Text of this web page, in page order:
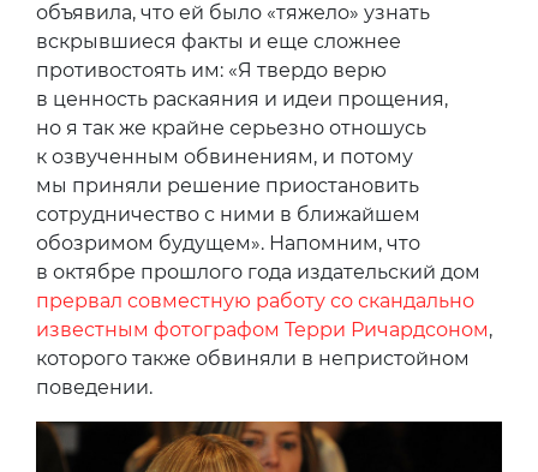
объявила, что ей было «тяжело» узнать
вскрывшиеся факты и еще сложнее
противостоять им: «Я твердо верю
в ценность раскаяния и идеи прощения,
но я так же крайне серьезно отношусь
к озвученным обвинениям, и потому
мы приняли решение приостановить
сотрудничество с ними в ближайшем
обозримом будущем». Напомним, что
в октябре прошлого года издательский дом
прервал совместную работу со скандально
известным фотографом Терри Ричардсоном,
которого также обвиняли в непристойном
поведении.